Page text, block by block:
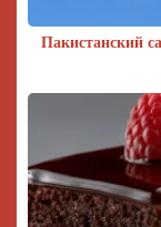
Пакистанский